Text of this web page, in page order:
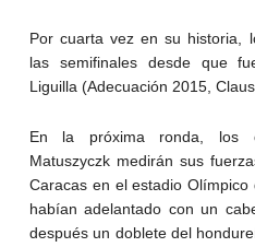
Por cuarta vez en su historia,
las semifinales desde que
Liguilla (Adecuación 2015,
En la próxima ronda, los
Matuszyczk medirán sus
Caracas en el estadio
habían adelantado con un
después un doblete del